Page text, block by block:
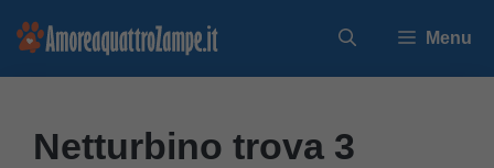
Vai
Menu
Netturbino trova 3